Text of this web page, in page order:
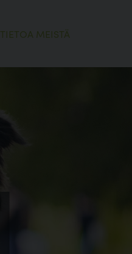
TIETOA MEISTÄ